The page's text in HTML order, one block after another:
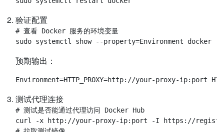
验证配置
# 查看 Docker 服务的环境变量
预期输出：
测试代理连接
# 测试是否能通过代理访问 Docker Hub
curl -x http://your-proxy-ip:port -I https://